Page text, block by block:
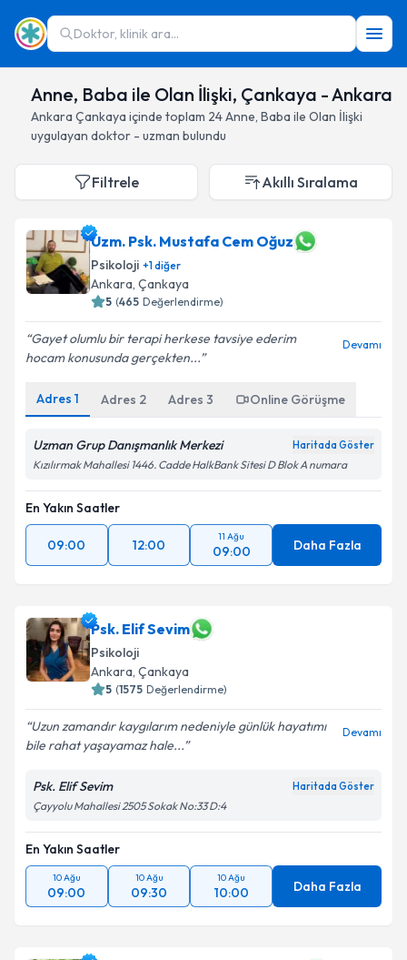
Doktor, klinik ara...
Anne, Baba ile Olan İlişki, Çankaya - Ankara
Ankara Çankaya içinde toplam 24Anne, Baba ile Olan İlişki
uygulayan doktor - uzman bulundu
Filtrele Akıllı Sıralama
Uzm. Psk. Mustafa Cem Oğuz
Psikoloji +1diğer
Ankara, Çankaya
5 (465 Değerlendirme)
Gayet olumlu bir terapi herkese tavsiye ederim
hocam konusunda gerçekten...
Devamı
Adres 1 Adres 2 Adres 3 Online Görüşme
Uzman Grup Danışmanlık Merkezi Haritada Göster
Kızılırmak Mahallesi 1446. Cadde HalkBank Sitesi D Blok A numara
En Yakın Saatler
09:00 12:00
11 Ağu
09:00 Daha Fazla
Psk. Elif Sevim
Psikoloji
Ankara, Çankaya
5 (1575 Değerlendirme)
Uzun zamandır kaygılarım nedeniyle günlük hayatımı
bile rahat yaşayamaz hale...
Devamı
Psk. Elif Sevim Haritada Göster
Çayyolu Mahallesi 2505 Sokak No:33 D:4
En Yakın Saatler
10 Ağu
09:00
10 Ağu
09:30
10 Ağu
10:00 Daha Fazla